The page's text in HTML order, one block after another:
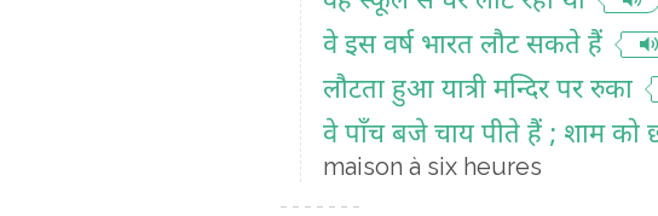
वे इस वर्ष भारत लौट सकते हैं
लौटता हुआ यात्री मन्दिर पर रुका
वे पाँच बजे चाय पीते हैं ; शाम को
maison à six heures